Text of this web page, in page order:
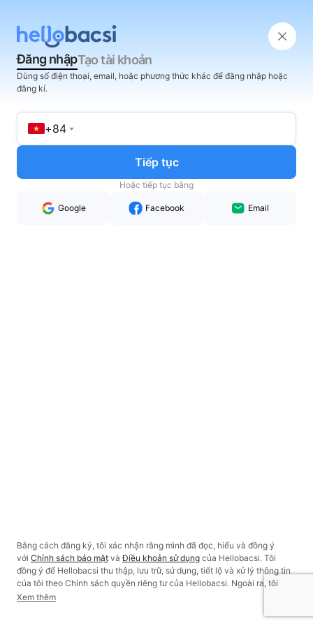
Đăng nhậpTạo tài khoản
Dùng số điện thoại, email, hoặc phương thức khác để đăng nhập hoặc
đăng kí.
+84
Tiếp tục
Hoặc tiếp tục bằng
Google Facebook Email
Bằng cách đăng ký, tôi xác nhận rằng mình đã đọc, hiểu và đồng ý
với Chính sách bảo mật và Điều khoản sử dụng của Hellobacsi. Tôi
đồng ý để Hellobacsi thu thập, lưu trữ, sử dụng, tiết lộ và xử lý thông tin
của tôi theo Chính sách quyền riêng tư của Hellobacsi. Ngoài ra, tôi
đồng ý cho Hello Health Group sử dụng thông tin của tôi và gửi cho tôi
nhắn văn bản) hoặc liên hệ với tôi để giới thiệu các sản phẩm, dịch vụ,
Xem thêm